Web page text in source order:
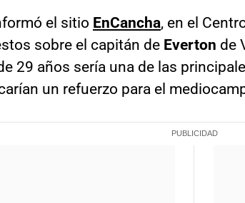
el sitio EnCancha, en el
sobre el capitán de Everton de
29 años sería una de las
un refuerzo para el